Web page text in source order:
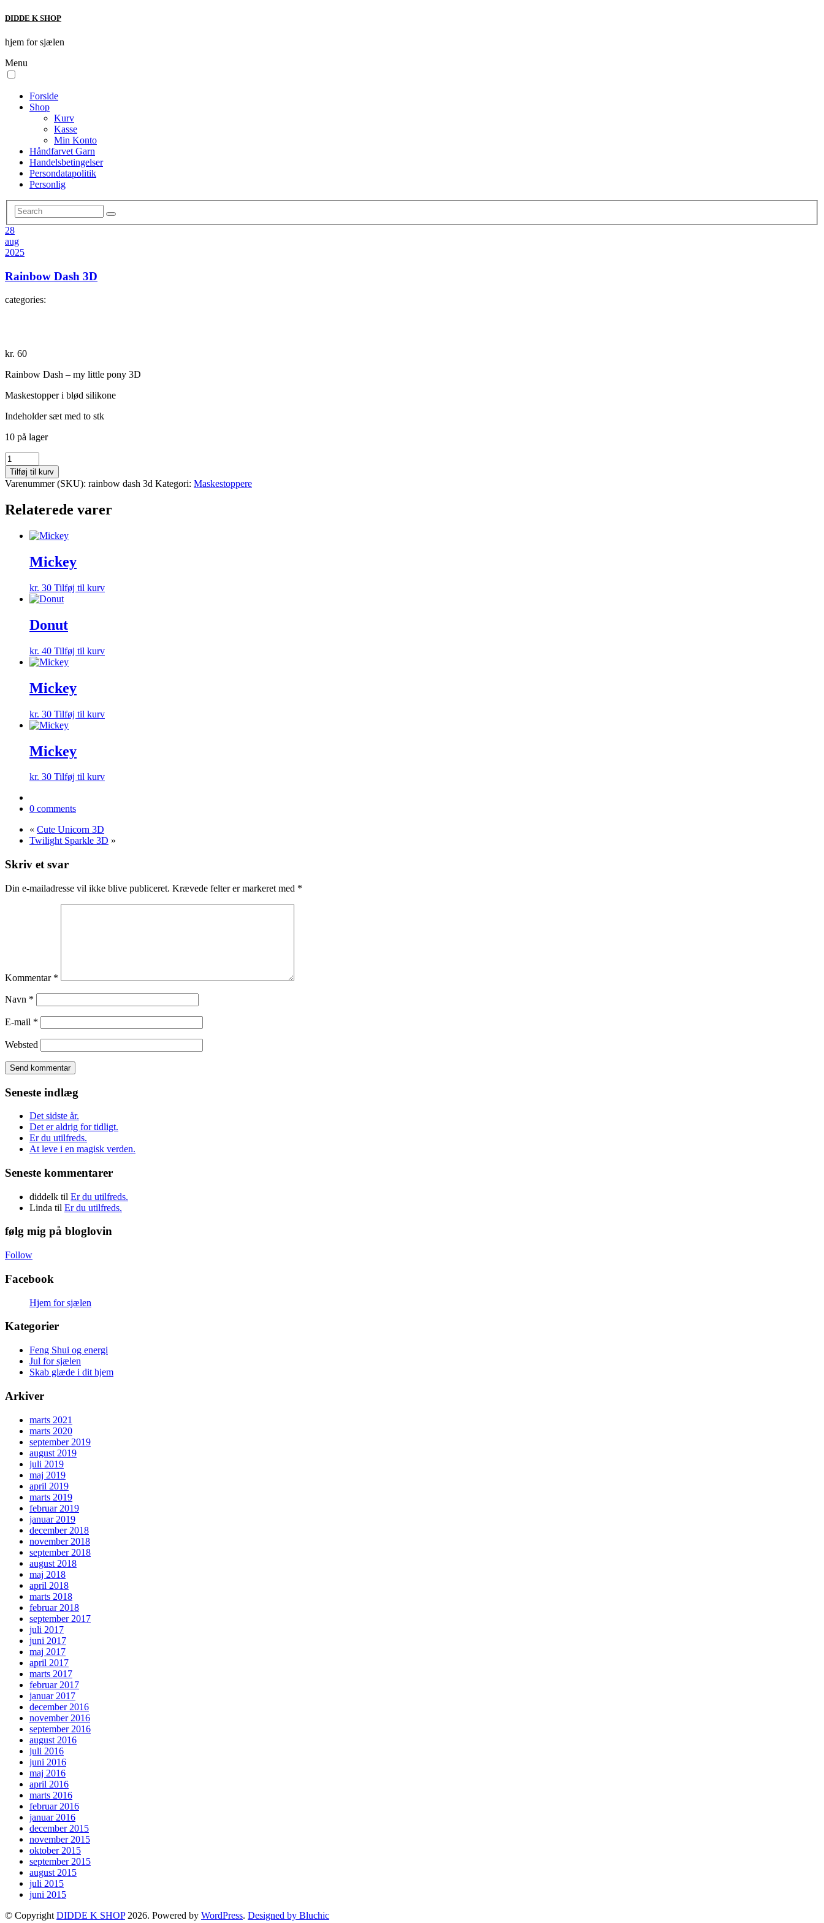
DIDDE K SHOP
hjem for sjælen
Menu
Forside
Shop
Kurv
Kasse
Min Konto
Håndfarvet Garn
Handelsbetingelser
Persondatapolitik
Personlig
28
aug
2025
Rainbow Dash 3D
categories:
kr. 60
Rainbow Dash – my little pony 3D
Maskestopper i blød silikone
Indeholder sæt med to stk
10 på lager
Rainbow
Dash
3D
antal
Tilføj til kurv
Varenummer (SKU): rainbow dash 3d Kategori: Maskestoppere
Relaterede varer
Mickey
kr. 30 Tilføj til kurv
Donut
kr. 40 Tilføj til kurv
Mickey
kr. 30 Tilføj til kurv
Mickey
kr. 30 Tilføj til kurv
0 comments
« Cute Unicorn 3D
Twilight Sparkle 3D »
Skriv et svar
Din e-mailadresse vil ikke blive publiceret. Krævede felter er markeret med *
Kommentar *
Navn *
E-mail *
Websted
Seneste indlæg
Det sidste år.
Det er aldrig for tidligt.
Er du utilfreds.
At leve i en magisk verden.
Seneste kommentarer
diddelk til Er du utilfreds.
Linda til Er du utilfreds.
følg mig på bloglovin
Follow
Facebook
Hjem for sjælen
Kategorier
Feng Shui og energi
Jul for sjælen
Skab glæde i dit hjem
Arkiver
marts 2021
marts 2020
september 2019
august 2019
juli 2019
maj 2019
april 2019
marts 2019
februar 2019
januar 2019
december 2018
november 2018
september 2018
august 2018
maj 2018
april 2018
marts 2018
februar 2018
september 2017
juli 2017
juni 2017
maj 2017
april 2017
marts 2017
februar 2017
januar 2017
december 2016
november 2016
september 2016
august 2016
juli 2016
juni 2016
maj 2016
april 2016
marts 2016
februar 2016
januar 2016
december 2015
november 2015
oktober 2015
september 2015
august 2015
juli 2015
juni 2015
© Copyright DIDDE K SHOP2026. Powered by WordPress. Designed by Bluchic